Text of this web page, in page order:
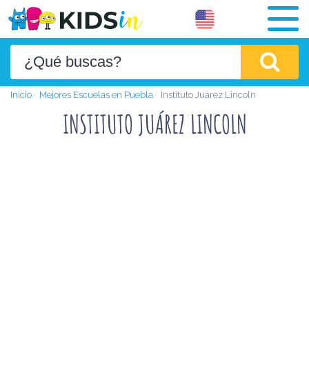
Inicio Mejores Escuelas en Puebla Instituto Juárez Lincoln
INSTITUTO JUÁREZ LINCOLN